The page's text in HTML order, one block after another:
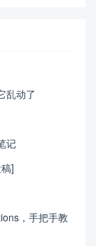
乱动了
记
]
，手把手教